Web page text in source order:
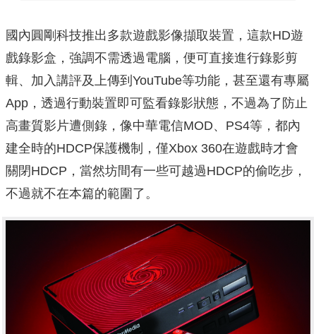
國內圓剛科技推出多款遊戲影像擷取裝置，這款HD遊
戲錄影盒，強調不需透過電腦，便可直接進行錄影剪
輯、加入講評及上傳到YouTube等功能，甚至還有專屬
App，透過行動裝置即可監看錄影狀態，不過為了防止
高畫質影片遭側錄，像中華電信MOD、PS4等，都內
建全時的HDCP保護機制，僅Xbox 360在遊戲時才會
關閉HDCP，當然坊間有一些可越過HDCP的偷吃步，
不過就不在本篇的範圍了。